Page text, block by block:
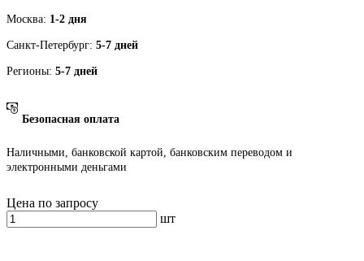
Москва: 1-2 дня
Санкт-Петербург: 5-7 дней
Регионы: 5-7 дней
Безопасная оплата
Наличными, банковской картой, банковским переводом и
электронными деньгами
Цена по запросу
шт